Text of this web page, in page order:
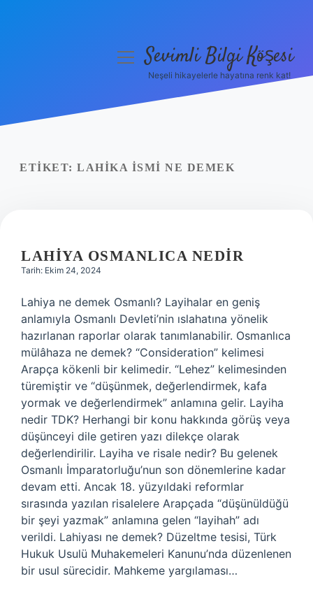
Yasal Uyarı
menüyüSevimli Bilgi Köşesi
Neşeli hikayelerle hayatına renk kat!
ETIKET: LAHIKA ISMI NE DEMEK
LAHIYA OSMANLICA NEDIR
Tarih: Ekim 24, 2024
Lahiya ne demek Osmanlı? Layihalar en geniş
anlamıyla Osmanlı Devleti’nin ıslahatına yönelik
hazırlanan raporlar olarak tanımlanabilir. Osmanlıca
mülâhaza ne demek? “Consideration” kelimesi
Arapça kökenli bir kelimedir. “Lehez” kelimesinden
türemiştir ve “düşünmek, değerlendirmek, kafa
yormak ve değerlendirmek” anlamına gelir. Layiha
nedir TDK? Herhangi bir konu hakkında görüş veya
düşünceyi dile getiren yazı dilekçe olarak
değerlendirilir. Layiha ve risale nedir? Bu gelenek
Osmanlı İmparatorluğu’nun son dönemlerine kadar
devam etti. Ancak 18. yüzyıldaki reformlar
sırasında yazılan risalelere Arapçada “düşünüldüğü
bir şeyi yazmak” anlamına gelen “layihah” adı
verildi. Lahiyası ne demek? Düzeltme tesisi, Türk
Hukuk Usulü Muhakemeleri Kanunu’nda düzenlenen
bir usul sürecidir. Mahkeme yargılaması…